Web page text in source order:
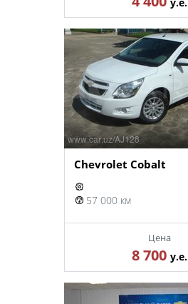
Chevrolet Cobalt
57 000 км
Цена
8 700 у.е.